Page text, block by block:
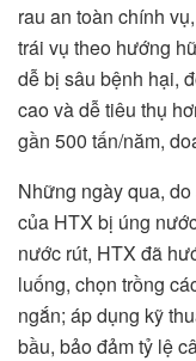
rau an toàn chính
trái vụ theo hướng
dễ bị sâu bệnh hại,
cao và dễ tiêu thụ
gần 500 tấn/năm,
Những ngày qua,
của HTX bị úng
nước rút, HTX đã
luống, chọn trồng
ngắn; áp dụng kỹ
bầu, bảo đảm tỷ lệ